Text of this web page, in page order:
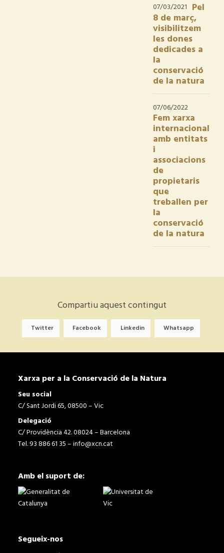
07/03/2021 Pel
8 de març,
visibilitzem
les dones
dedicades a
la
conservació
de la natura
07/06/2022
Fem xarxa
internacional
amb entitats
i
associacions
de
propietaris
que
treballen per
la
conservació
de la natura
Compartiu aquest contingut
Twitter Facebook Linkedin Whatsapp
Xarxa per a la Conservació de la Natura
Seu social
C/ Sant Jordi 65, 08500 – Vic
Delegació
C/ Providència 42. 08024 – Barcelona
Tel. 93 886 61 35 –info@xcn.cat
Amb el suport de:
Segueix-nos